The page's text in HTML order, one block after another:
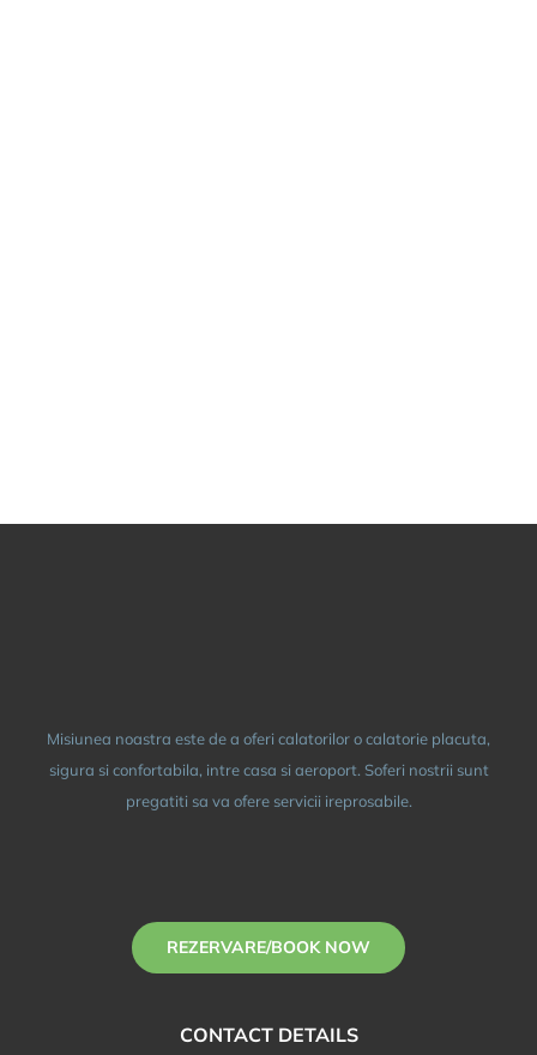
Misiunea noastra este de a oferi calatorilor o calatorie placuta,
sigura si confortabila, intre casa si aeroport. Soferi nostrii sunt
pregatiti sa va ofere servicii ireprosabile.
REZERVARE/BOOK NOW
CONTACT DETAILS